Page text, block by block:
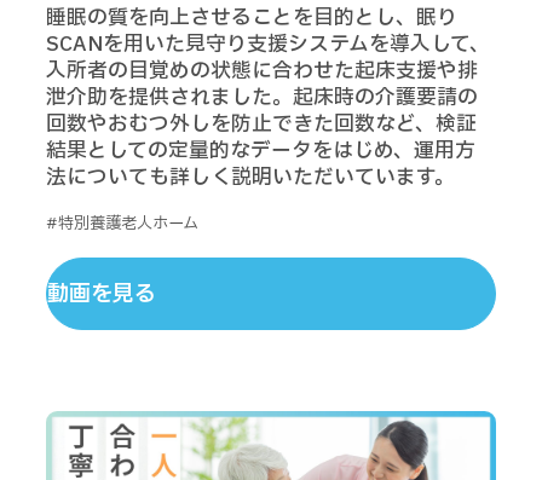
睡眠の質を向上させることを目的とし、眠り
SCANを用いた見守り支援システムを導入して、
入所者の目覚めの状態に合わせた起床支援や排
泄介助を提供されました。起床時の介護要請の
回数やおむつ外しを防止できた回数など、検証
結果としての定量的なデータをはじめ、運用方
法についても詳しく説明いただいています。
#特別養護老人ホーム
動画を見る